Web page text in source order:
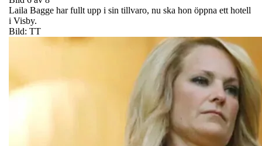
Laila Bagge har fullt upp i sin tillvaro, nu ska hon öppna ett hotell
i Visby.
Bild: TT